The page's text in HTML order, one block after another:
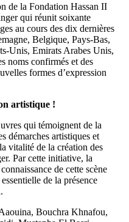
de la Fondation Hassan II
qui réunit soixante
au cours des dix dernières
Belgique, Pays-Bas,
Unis, Emirats Arabes Unis,
noms confirmés et des
formes d’expression
artistique !
qui témoignent de la
démarches artistiques et
vitalité de la création des
Par cette initiative, la
de cette scène
de la présence
Bouchra Khnafou,